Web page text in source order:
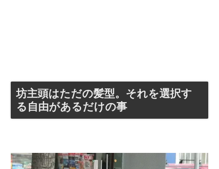
坊主頭はただの髪型。それを選択す
る自由があるだけの事